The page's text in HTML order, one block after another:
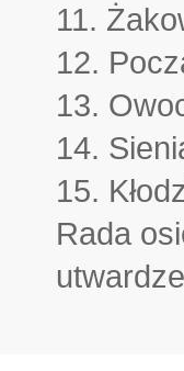
11.
12.
13.
14.
15.
Rada